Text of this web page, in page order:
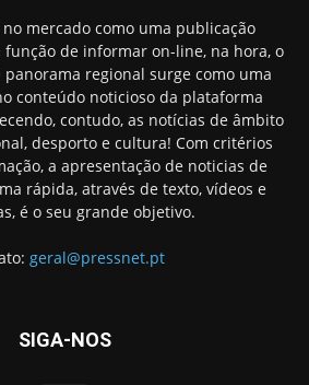
mercado como uma publicação
de informar on-line, na hora, o
regional surge como uma
conteúdo noticioso da plataforma
contudo, as notícias de âmbito
desporto e cultura! Com critérios
a apresentação de noticias de
rápida, através de texto, vídeos e
é o seu grande objetivo.
geral@pressnet.pt
SIGA-NOS